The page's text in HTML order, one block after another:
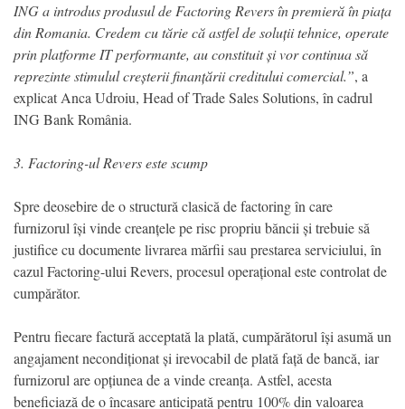
ING a introdus produsul de Factoring Revers în premieră în piața
din Romania. Credem cu tărie că astfel de soluții tehnice, operate
prin platforme IT performante, au constituit și vor continua să
reprezinte stimulul creșterii finanțării creditului comercial.”, a
explicat Anca Udroiu, Head of Trade Sales Solutions, în cadrul
ING Bank România.
3. Factoring-ul Revers este scump
Spre deosebire de o structură clasică de factoring în care
furnizorul își vinde creanțele pe risc propriu băncii și trebuie să
justifice cu documente livrarea mărfii sau prestarea serviciului, în
cazul Factoring-ului Revers, procesul operațional este controlat de
cumpărător.
Pentru fiecare factură acceptată la plată, cumpărătorul își asumă un
angajament necondiționat și irevocabil de plată față de bancă, iar
furnizorul are opțiunea de a vinde creanța. Astfel, acesta
beneficiază de o încasare anticipată pentru 100% din valoarea